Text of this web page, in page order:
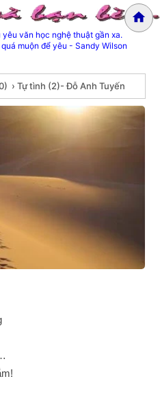
văn học nghệ thuật gần xa.
muộn để yêu - Sandy Wilson
› Tự tình (2)- Đỗ Anh Tuyến
Tuyến